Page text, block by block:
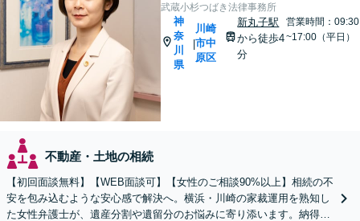
武蔵小杉つばき法律事務所
神
奈
川
県
|
川崎
市中
原区
新丸子駅
から徒歩4
分
営業時間：09:30
~17:00（平日）
不動産・土地の相続
【初回面談無料】【WEB面談可】【女性のご相談90%以上】相続の不
安を包み込むような安心感で解決へ。横浜・川崎の家裁運用を熟知し
た女性弁護士が、遺産分割や遺留分のお悩みに寄り添います。納得の